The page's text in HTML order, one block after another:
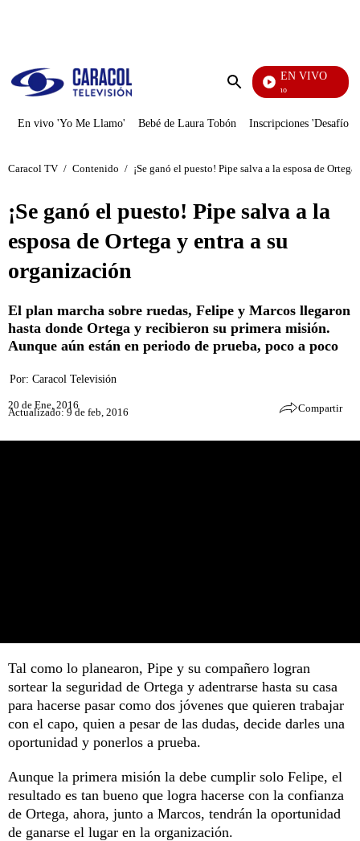
Enviar
EN VIVO
Yo Me Llamo
En vivo 'Yo Me Llamo' Bebé de Laura Tobón Inscripciones 'Desafío'
Caracol TV / Contenido / ¡Se ganó el puesto! Pipe salva a la esposa de
¡Se ganó el puesto! Pipe salva a la
esposa de Ortega y entra a su
organización
El plan marcha sobre ruedas, Felipe y Marcos llegaron
hasta donde Ortega y recibieron su primera misión.
Aunque aún están en periodo de prueba, poco a poco
Por: Caracol Televisión
20 de Ene, 2016
Actualizado: 9 de feb, 2016 Compartir
Tal como lo planearon, Pipe y su compañero logran
sortear la seguridad de Ortega y adentrarse hasta su casa
para hacerse pasar como dos jóvenes que quieren trabajar
con el capo, quien a pesar de las dudas, decide darles una
oportunidad y ponerlos a prueba.
Aunque la primera misión la debe cumplir solo Felipe, el
resultado es tan bueno que logra hacerse con la confianza
de Ortega, ahora, junto a Marcos, tendrán la oportunidad
de ganarse el lugar en la organización.